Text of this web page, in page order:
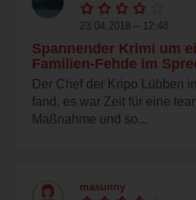
23.04.2018 – 12:48
Spannender Krimi um
Familien-Fehde im
Der Chef der Kripo Lübben
fand, es war Zeit für eine
Maßnahme und so...
masunny